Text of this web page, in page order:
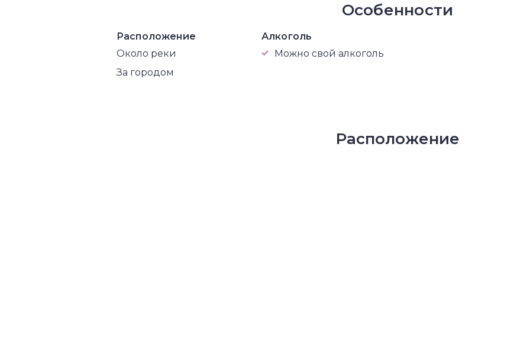
Особенности
Расположение
Около реки
За городом
Алкоголь
Можно свой алкоголь
Расположение